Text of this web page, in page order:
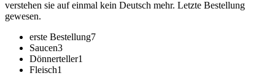
verstehen sie auf einmal kein Deutsch mehr. Letzte Bestellung
gewesen.
erste Bestellung7
Saucen3
Dönnerteller1
Fleisch1